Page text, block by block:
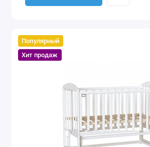
Популярный
Хит продаж